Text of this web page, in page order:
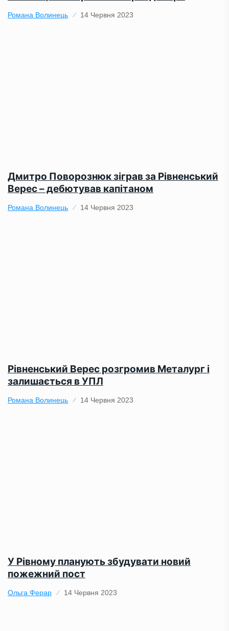
Романа Волинець 14 Червня 2023
Дмитро Поворознюк зіграв за Рівненський
Верес – дебютував капітаном
Романа Волинець 14 Червня 2023
Рівненський Верес розгромив Металург і
залишається в УПЛ
Романа Волинець 14 Червня 2023
У Рівному планують збудувати новий
пожежний пост
Ольга Ферар 14 Червня 2023